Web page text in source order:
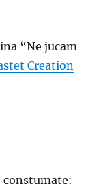
“Ne jucam
Creation
constumate: